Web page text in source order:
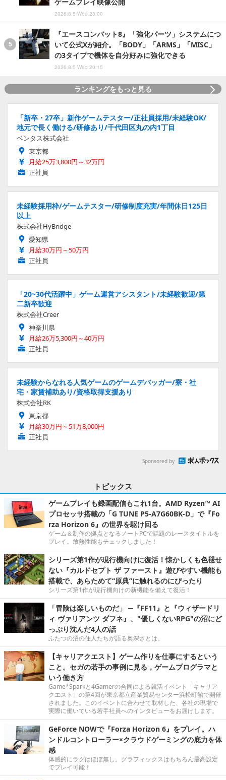
2026.8.5 Wed 23:00
『エースコンバット8』「強化パーツ」システムにつ
いて公式Xが紹介。「BODY」「ARMS」「MISC」
の3タイプで機体を自分好みに強化できる
2026.8.5 Wed 20:15
ランキングをもっと見る
「新卒・27卒」新作ゲームテスター/正社員採用/未経験OK/
地元で長く働ける/研修あり/千代田区丸の内1丁目
ベンタス株式会社
東京都
月給25万3,800円～32万円
正社員
未経験採用枠/ゲームテスター/研修制度充実/年間休日125日
以上
株式会社HyBridge
愛知県
月給30万円～50万円
正社員
「20~30代活躍中」ゲーム運営アシスタント/未経験歓迎/第
二新卒歓迎
株式会社Creer
神奈川県
月給26万5,300円～40万円
正社員
未経験からなれる人気ゲームのゲームデバッガー/寮・社
宅・家賃補助あり/資格取得支援あり
株式会社RK
東京都
月給30万円～51万8,000円
正社員
Sponsored by
トピックス
ゲームプレイも録画配信もこれ1台。AMD Ryzen™ AI
プロセッサ搭載の「G TUNE P5-A7G60BK-D」で『Fo
rza Horizon 6』の世界を駆け回る
ゲーム＆制作の拠点となるノートPCで話題のレースタイトルを
プレイ。放熱性能もチェックしました！
シリーズ第1作が現行機向けに復活！懐かしくも色褪せ
ない『カルドセプト ザ ファースト』遊びやすい機能も
搭載で、あらためて“原典”に触れるのにぴったり
シリーズ第1作が現行機向けの新機能を備えて復活！
「冒険は楽しいものだ」 ─『FF11』と『ウィザードリ
ィ ヴァリアンツ ダフネ』、"優しくないRPG"の沼にど
っぷり沈んだ4人の話
ふたつの沼の住人たちが語る奥深さとは。
【キャリアクエスト】ゲーム作りを仕事にするという
こと。セガの若手の事例に見る，ゲームプログラマと
いう働き方
Game*Sparkと4Gamerの合同による就活イベント「キャリア
クエスト」の第4回が東京都立産業貿易センター浜松町館で開催
されました。このイベントに合わせて取材した、各社の現場で
実際に働いている若手社員へのインタビューをお届けします。
GeForce NOWで『Forza Horizon 6』をプレイ。ハ
ンドルコントローラー×クラウドゲーミングの底力を体
感
体感的にラグはほぼ無し。グラフィックスはもちろん最高設定
でプレイ可能！